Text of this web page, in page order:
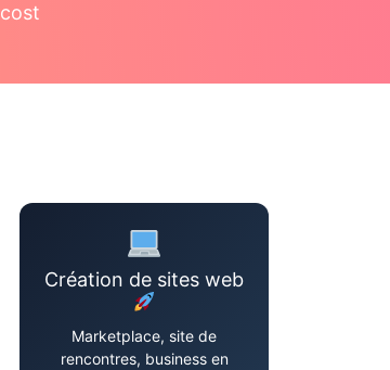
cost
Création de sites web
Marketplace, site de
rencontres, business en